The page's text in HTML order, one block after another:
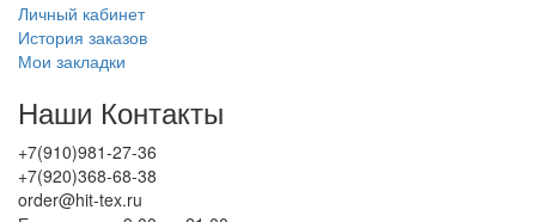
Личный кабинет
История заказов
Мои закладки
Наши Контакты
+7(910)981-27-36
+7(920)368-68-38
order@hit-tex.ru